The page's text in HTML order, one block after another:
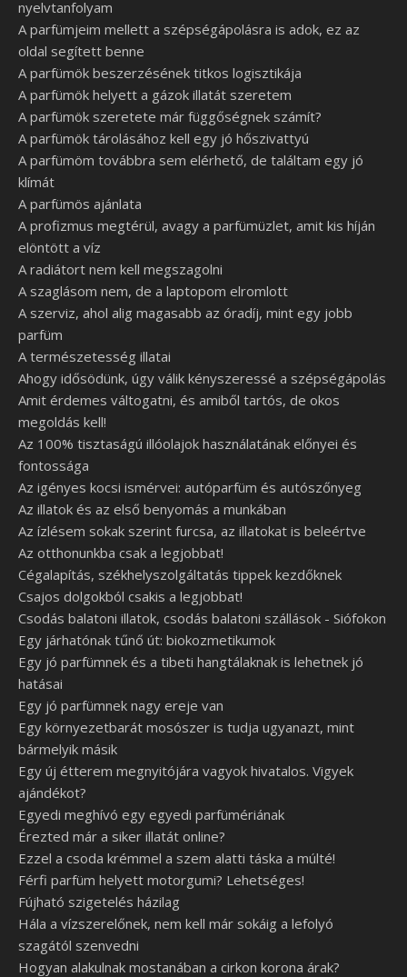
nyelvtanfolyam
A parfümjeim mellett a szépségápolásra is adok, ez az
oldal segített benne
A parfümök beszerzésének titkos logisztikája
A parfümök helyett a gázok illatát szeretem
A parfümök szeretete már függőségnek számít?
A parfümök tárolásához kell egy jó hőszivattyú
A parfümöm továbbra sem elérhető, de találtam egy jó
klímát
A parfümös ajánlata
A profizmus megtérül, avagy a parfümüzlet, amit kis híján
elöntött a víz
A radiátort nem kell megszagolni
A szaglásom nem, de a laptopom elromlott
A szerviz, ahol alig magasabb az óradíj, mint egy jobb
parfüm
A természetesség illatai
Ahogy idősödünk, úgy válik kényszeressé a szépségápolás
Amit érdemes váltogatni, és amiből tartós, de okos
megoldás kell!
Az 100% tisztaságú illóolajok használatának előnyei és
fontossága
Az igényes kocsi ismérvei: autóparfüm és autószőnyeg
Az illatok és az első benyomás a munkában
Az ízlésem sokak szerint furcsa, az illatokat is beleértve
Az otthonunkba csak a legjobbat!
Cégalapítás, székhelyszolgáltatás tippek kezdőknek
Csajos dolgokból csakis a legjobbat!
Csodás balatoni illatok, csodás balatoni szállások - Siófokon
Egy járhatónak tűnő út: biokozmetikumok
Egy jó parfümnek és a tibeti hangtálaknak is lehetnek jó
hatásai
Egy jó parfümnek nagy ereje van
Egy környezetbarát mosószer is tudja ugyanazt, mint
bármelyik másik
Egy új étterem megnyitójára vagyok hivatalos. Vigyek
ajándékot?
Egyedi meghívó egy egyedi parfümériának
Érezted már a siker illatát online?
Ezzel a csoda krémmel a szem alatti táska a múlté!
Férfi parfüm helyett motorgumi? Lehetséges!
Fújható szigetelés házilag
Hála a vízszerelőnek, nem kell már sokáig a lefolyó
szagától szenvedni
Hogyan alakulnak mostanában a cirkon korona árak?